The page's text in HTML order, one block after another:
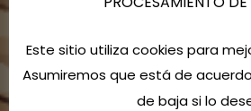
Este sitio utiliza cookies para
Asumiremos que está de
de baja si lo